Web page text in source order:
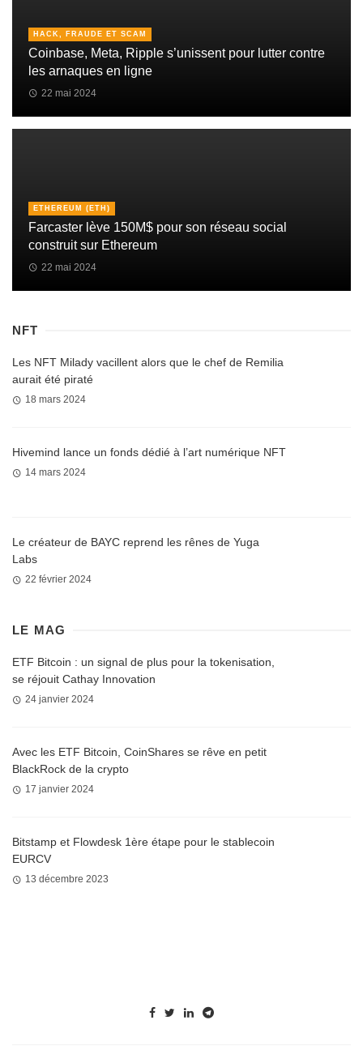
HACK, FRAUDE ET SCAM
Coinbase, Meta, Ripple s’unissent pour lutter contre
les arnaques en ligne
22 mai 2024
ETHEREUM (ETH)
Farcaster lève 150M$ pour son réseau social
construit sur Ethereum
22 mai 2024
NFT
Les NFT Milady vacillent alors que le chef de Remilia
aurait été piraté
18 mars 2024
Hivemind lance un fonds dédié à l’art numérique NFT
14 mars 2024
Le créateur de BAYC reprend les rênes de Yuga
Labs
22 février 2024
LE MAG
ETF Bitcoin : un signal de plus pour la tokenisation,
se réjouit Cathay Innovation
24 janvier 2024
Avec les ETF Bitcoin, CoinShares se rêve en petit
BlackRock de la crypto
17 janvier 2024
Bitstamp et Flowdesk 1ère étape pour le stablecoin
EURCV
13 décembre 2023